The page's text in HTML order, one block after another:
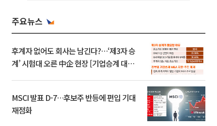
주요뉴스
후계자 없어도 회사는 남긴다?…‘제3자 승
계’ 시험대 오른 中企 현장 [기업승계 대전
MSCI 발표 D-7…후보주 반등에 편입 기대
재점화